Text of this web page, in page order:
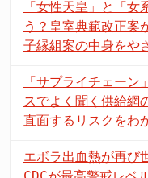
「女性天皇」と「女
う？皇室典範改正案
子縁組案の中身をや
「サプライチェー
スでよく聞く供給網
直面するリスクをわ
エボラ出血熱が再